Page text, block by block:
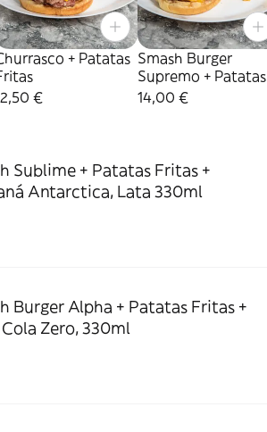
+ Patatas
€
Smash Burger
Supremo + Patatas
Fritas
14,00 €
Sublime + Patatas Fritas +
Antarctica, Lata 330ml
Burger Alpha + Patatas Fritas +
Zero, 330ml